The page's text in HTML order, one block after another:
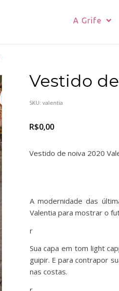
A Grife
Vestido
SKU: valentia
R$0,00
Vestido de noiva 2020
A modernidade das
Valentia para mostrar o
r
Sua capa em tom light
guipir. E para contrapor
nas costas.